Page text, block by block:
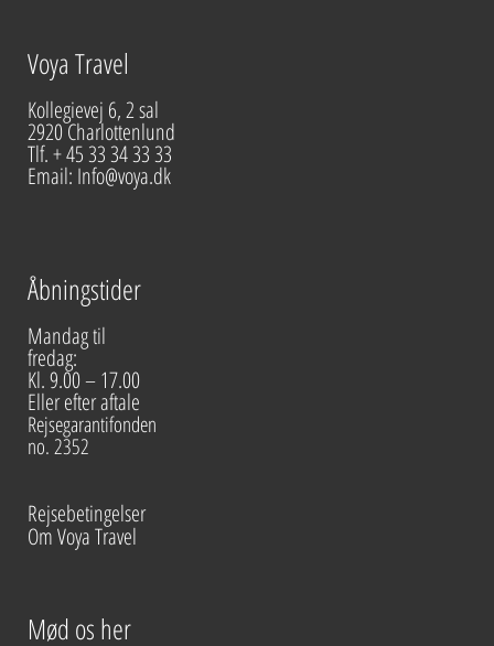
Voya Travel
Kollegievej 6, 2 sal
2920 Charlottenlund
Tlf. + 45 33 34 33 33
Email: Info@voya.dk
Åbningstider
Mandag til
fredag:
Kl. 9.00 – 17.00
Eller efter aftale
Rejsegarantifonden
no. 2352
Rejsebetingelser
Om Voya Travel
Mød os her